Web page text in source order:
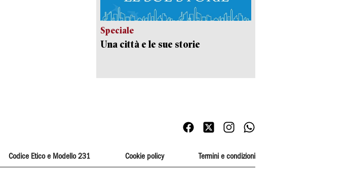
Speciale
Una città e le sue storie
Codice Etico e Modello 231 Cookie policy Termini e condizioni